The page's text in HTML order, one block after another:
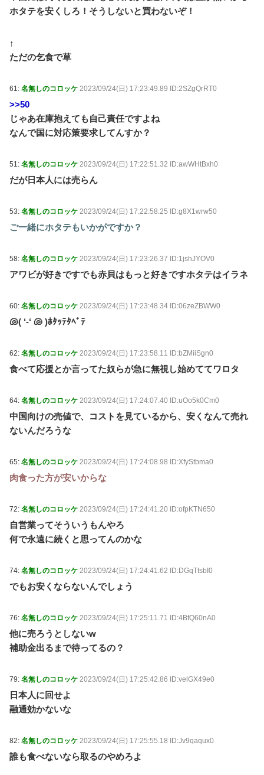
ホタテを安くしろ！そうしないと買わないぞ！
↑
ただの乞食で草
61: 名無しのコロッケ 2023/09/24(日) 17:23:49.89 ID:2SZgQrRT0
>>50
じゃあ在庫抱えても自己責任ですよね
なんで国に対応策要求してんすか？
51: 名無しのコロッケ 2023/09/24(日) 17:22:51.32 ID:awWHtBxh0
だが日本人には売らん
53: 名無しのコロッケ 2023/09/24(日) 17:22:58.25 ID:g8X1wrw50
ご一緒にホタテもいかがですか？
58: 名無しのコロッケ 2023/09/24(日) 17:23:26.37 ID:1jshJYOV0
アワビが好きですでも赤貝はもっと好きですホタテはイラネ
60: 名無しのコロッケ 2023/09/24(日) 17:23:48.34 ID:06zeZBWW0
🐚‎( ‘-‘ 🐚‎ )ﾎﾀｯﾃﾀﾍﾞﾃ
62: 名無しのコロッケ 2023/09/24(日) 17:23:58.11 ID:bZMiiSgn0
食べて応援とか言ってた奴らが急に無視し始めててワロタ
64: 名無しのコロッケ 2023/09/24(日) 17:24:07.40 ID:uOo5k0Cm0
中国向けの売値で、コストを見ているから、安くなんて売れ
ないんだろうな
65: 名無しのコロッケ 2023/09/24(日) 17:24:08.98 ID:XfyStbma0
肉食った方が安いからな
72: 名無しのコロッケ 2023/09/24(日) 17:24:41.20 ID:ofpKTN650
自営業ってそういうもんやろ
何で永遠に続くと思ってんのかな
74: 名無しのコロッケ 2023/09/24(日) 17:24:41.62 ID:DGqTtsbI0
でもお安くならないんでしょう
76: 名無しのコロッケ 2023/09/24(日) 17:25:11.71 ID:4BfQ60nA0
他に売ろうとしないw
補助金出るまで待ってるの？
79: 名無しのコロッケ 2023/09/24(日) 17:25:42.86 ID:velGX49e0
日本人に回せよ
融通効かないな
82: 名無しのコロッケ 2023/09/24(日) 17:25:55.18 ID:Jv9qaqux0
誰も食べないなら取るのやめろよ